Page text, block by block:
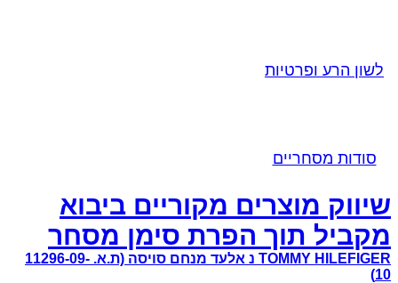
לשון הרע ופרטיות
סודות מסחריים
שיווק מוצרים מקוריים ביבוא
מקביל תוך הפרת סימן מסחר
TOMMY HILEFIGER נ אלעד מנחם סויסה (ת.א. 11296-09-
10)